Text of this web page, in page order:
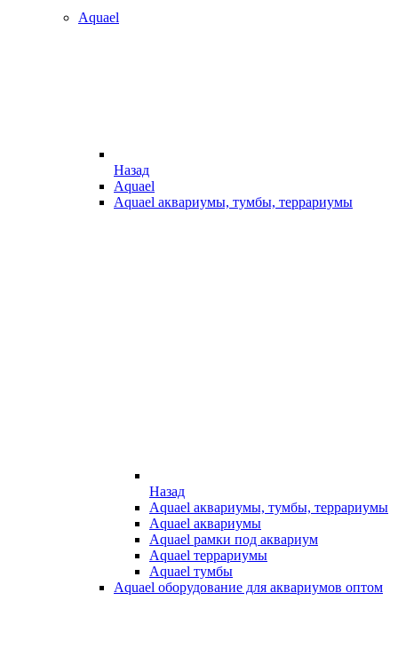
Aquael
Назад
Aquael
Aquael аквариумы, тумбы, террариумы
Назад
Aquael аквариумы, тумбы, террариумы
Aquael аквариумы
Aquael рамки под аквариум
Aquael террариумы
Aquael тумбы
Aquael оборудование для аквариумов оптом